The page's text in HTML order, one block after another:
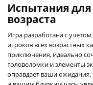
Испытания для
возраста
Игра разработана с
игроков всех возрастных
приключения, идеально
головоломки и элементы
оправдает ваши ожидания.